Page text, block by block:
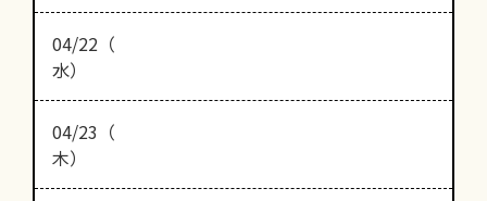
04/22（
水）
04/23（
木）